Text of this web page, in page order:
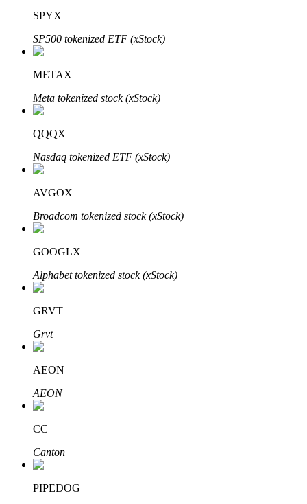
الاستثمار التلقائي
تعرف على كيفية كسب الدخل السلبي
Bitrue
شركاء بيترو
SPYX
SP500 tokenized ETF (xStock)
METAX
Meta tokenized stock (xStock)
QQQX
Nasdaq tokenized ETF (xStock)
AVGOX
Broadcom tokenized stock (xStock)
GOOGLX
Alphabet tokenized stock (xStock)
GRVT
Grvt
AEON
AEON
CC
Canton
PIPEDOG